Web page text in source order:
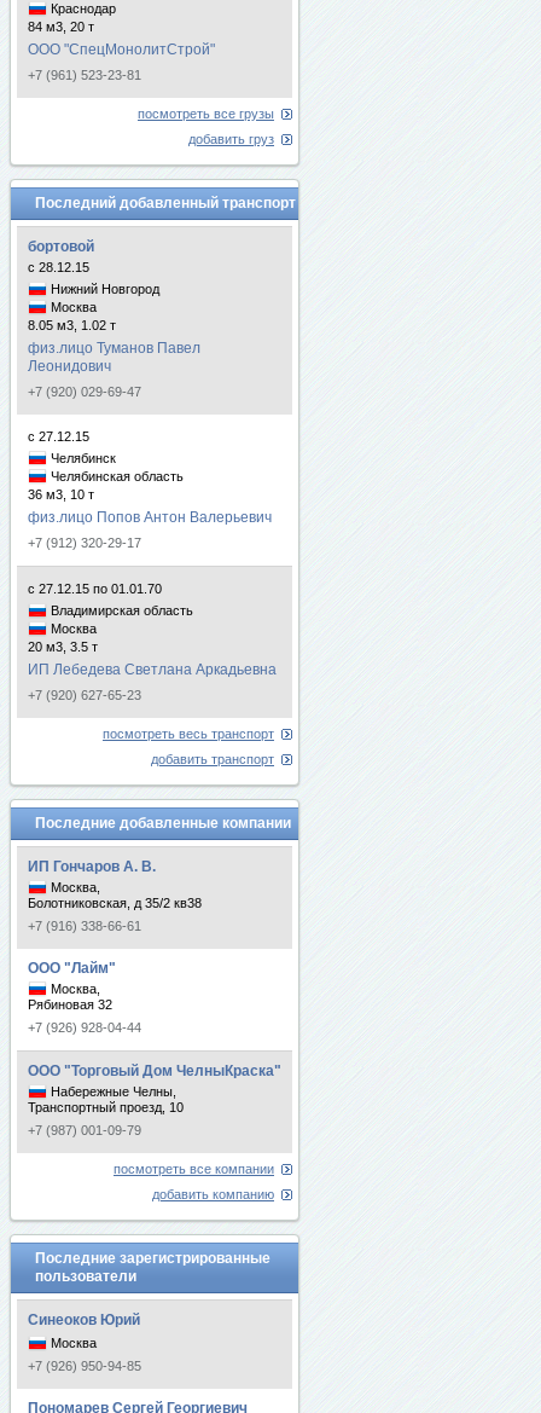
Краснодар
84 м3, 20 т
ООО "СпецМонолитСтрой"
+7 (961) 523-23-81
посмотреть все грузы
добавить груз
Последний добавленный транспорт
бортовой
с 28.12.15
Нижний Новгород
Москва
8.05 м3, 1.02 т
физ.лицо Туманов Павел
Леонидович
+7 (920) 029-69-47
с 27.12.15
Челябинск
Челябинская область
36 м3, 10 т
физ.лицо Попов Антон Валерьевич
+7 (912) 320-29-17
с 27.12.15 по 01.01.70
Владимирская область
Москва
20 м3, 3.5 т
ИП Лебедева Светлана Аркадьевна
+7 (920) 627-65-23
посмотреть весь транспорт
добавить транспорт
Последние добавленные компании
ИП Гончаров А. В.
Москва,
Болотниковская, д 35/2 кв38
+7 (916) 338-66-61
ООО "Лайм"
Москва,
Рябиновая 32
+7 (926) 928-04-44
ООО "Торговый Дом ЧелныКраска"
Набережные Челны,
Транспортный проезд, 10
+7 (987) 001-09-79
посмотреть все компании
добавить компанию
Последние зарегистрированные
пользователи
Синеоков Юрий
Москва
+7 (926) 950-94-85
Пономарев Сергей Георгиевич